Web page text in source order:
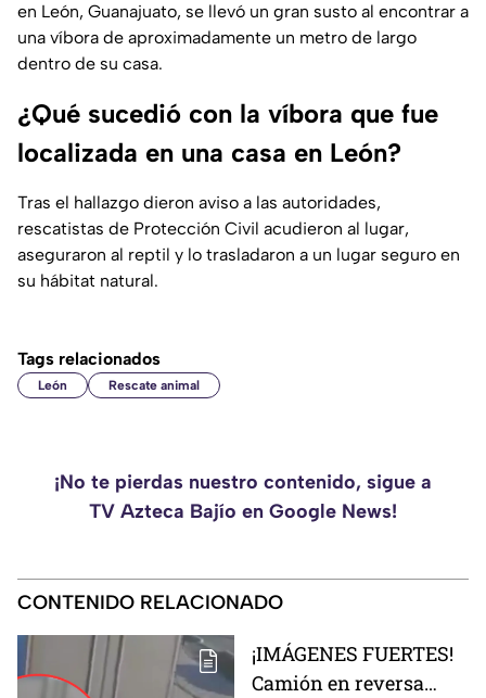
en León, Guanajuato, se llevó un gran susto al encontrar a
una víbora de aproximadamente un metro de largo
dentro de su casa.
¿Qué sucedió con la víbora que fue
localizada en una casa en León?
Tras el hallazgo dieron aviso a las autoridades,
rescatistas de Protección Civil acudieron al lugar,
aseguraron al reptil y lo trasladaron a un lugar seguro en
su hábitat natural.
Tags relacionados
León Rescate animal
¡No te pierdas nuestro contenido, sigue a
TV Azteca Bajío en Google News!
CONTENIDO RELACIONADO
¡IMÁGENES FUERTES!
Camión en reversa